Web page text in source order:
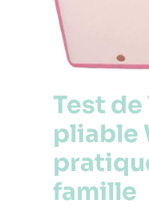
Test
pliable
famille
:
pratique
toute
la
famille